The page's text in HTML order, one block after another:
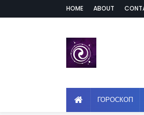
HOME ABOUT
ГОРОСКОП